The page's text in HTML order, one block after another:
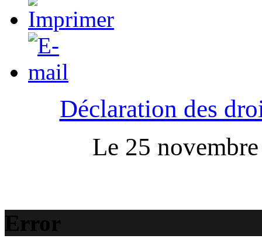
Déclaration des
Le 25
Error